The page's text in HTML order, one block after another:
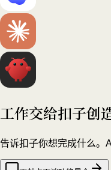
工作交给扣子创
告诉扣子你想完成什么。